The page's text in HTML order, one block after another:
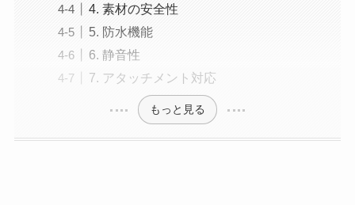
4. 素材の安全性
5. 防水機能
6. 静音性
7. アタッチメント対応
もっと見る